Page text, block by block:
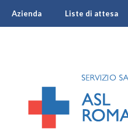
Azienda Liste di attesa